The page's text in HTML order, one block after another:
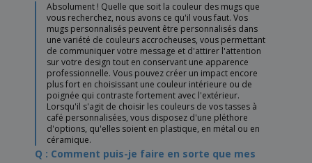
Absolument ! Quelle que soit la couleur des mugs que
vous recherchez, nous avons ce qu'il vous faut. Vos
mugs personnalisés peuvent être personnalisés dans
une variété de couleurs accrocheuses, vous permettant
de communiquer votre message et d'attirer l'attention
sur votre design tout en conservant une apparence
professionnelle. Vous pouvez créer un impact encore
plus fort en choisissant une couleur intérieure ou de
poignée qui contraste fortement avec l'extérieur.
Lorsqu'il s'agit de choisir les couleurs de vos tasses à
café personnalisées, vous disposez d'une pléthore
d'options, qu'elles soient en plastique, en métal ou en
céramique.
Q : Comment puis-je faire en sorte que mes